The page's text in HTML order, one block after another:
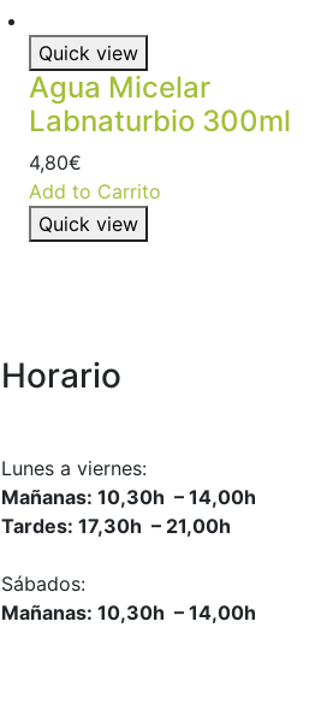
Quick view
Agua Micelar
Labnaturbio 300ml
4,80€
Add to Carrito
Quick view
Horario
Lunes a viernes:
Mañanas: 10,30h – 14,00h
Tardes: 17,30h – 21,00h
Sábados:
Mañanas: 10,30h – 14,00h